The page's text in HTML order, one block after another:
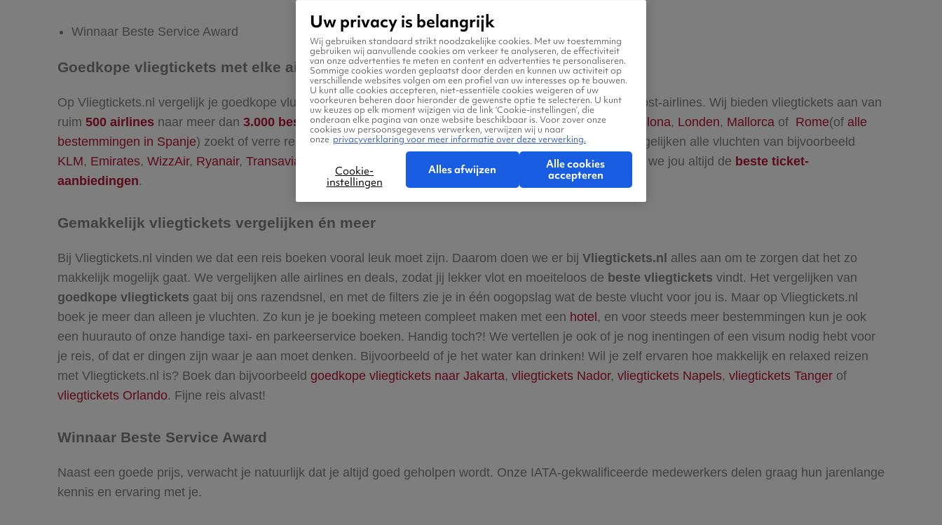
Winnaar Beste Service Award
Goedkope vliegtickets met elke airline, naar elke bestemming
Op Vliegtickets.nl vergelijk je goedkope vluchten van álle luchtvaartmaatschappijen dus ook die van lowcost-airlines. Wij bieden vliegtickets aan van
ruim 500 airlines naar meer dan 3.000 bestemmingen wereldwijd. Of je nu goedkopevliegtickets Barcelona, Londen, Mallorca of Rome(of alle
bestemmingen in Spanje) zoekt of verre reizen zoalsvliegtickets Bangkok,New YorkofSuriname
; wij vergelijken alle vluchten van bijvoorbeeld
KLM, Emirates, WizzAir, Ryanair, Transavia . Dankzij goede afspraken met alle airlines, bieden we jou altijd de beste ticket-
aanbiedingen.
Gemakkelijk vliegtickets vergelijken én meer
Bij Vliegtickets.nl vinden we dat een reis boeken vooral leuk moet zijn. Daarom doen we er bij Vliegtickets.nl alles aan om te zorgen dat het zo
makkelijk mogelijk gaat. We vergelijken alle airlines en deals, zodat jij lekker vlot en moeiteloos de beste vliegtickets vindt. Het vergelijken van
goedkope vliegtickets gaat bij ons razendsnel, en met de filters zie je in één oogopslag wat de beste vlucht voor jou is. Maar op Vliegtickets.nl
boek je meer dan alleen je vluchten. Zo kun je je boeking meteen compleet maken met een hotel , en voor steeds meer bestemmingen kun je ook
een huurauto of onze handige taxi- en parkeerservice boeken. Handig toch?! We vertellen je ook of je nog inentingen of een visum nodig hebt voor
je reis, of dat er dingen zijn waar je aan moet denken. Bijvoorbeeld of je het water kan drinken! Wil je zelf ervaren hoe makkelijk en relaxed reizen
met Vliegtickets.nl is? Boek dan bijvoorbeeld goedkope vliegtickets naar Jakarta, vliegtickets Nador, vliegtickets Napels, vliegtickets Tanger of
vliegtickets Orlando. Fijne reis alvast!
Winnaar Beste Service Award
Naast een goede prijs, verwacht je natuurlijk dat je altijd goed geholpen wordt. Onze IATA-gekwalificeerde medewerkers delen graag hun jarenlange
kennis en ervaring met je.
Uw privacy is belangrijk
Wij gebruiken standaard strikt noodzakelijke cookies. Met uw toestemming
gebruiken wij aanvullende cookies om verkeer te analyseren, de effectiviteit
van onze advertenties te meten en content en advertenties te personaliseren.
Sommige cookies worden geplaatst door derden en kunnen uw activiteit op
verschillende websites volgen om een profiel van uw interesses op te bouwen.
U kunt alle cookies accepteren, niet-essentiële cookies weigeren of uw
voorkeuren beheren door hieronder de gewenste optie te selecteren. U kunt
uw keuzes op elk moment wijzigen via de link ‘Cookie-instellingen’, die
onderaan elke pagina van onze website beschikbaar is. Voor zover onze
cookies uw persoonsgegevens verwerken, verwijzen wij u naar
onze privacyverklaring voor meer informatie over deze verwerking.
Cookie-
instellingen
Alles afwijzen
Alle cookies
accepteren